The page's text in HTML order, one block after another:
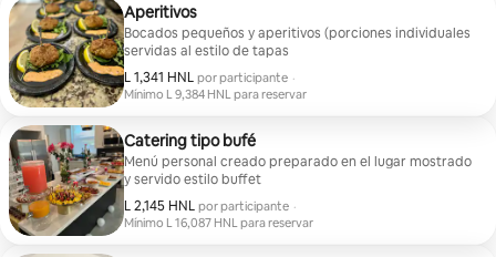
Aperitivos
Bocados pequeños y aperitivos (porciones individuales
servidas al estilo de tapas
L 1,341 HNL por participante
L 1,341 HNL por participante
·
Mínimo L 9,384 HNL para reservar
Catering tipo bufé
Menú personal creado preparado en el lugar mostrado
y servido estilo buffet
L 2,145 HNL por participante
L 2,145 HNL por participante
·
Mínimo L 16,087 HNL para reservar